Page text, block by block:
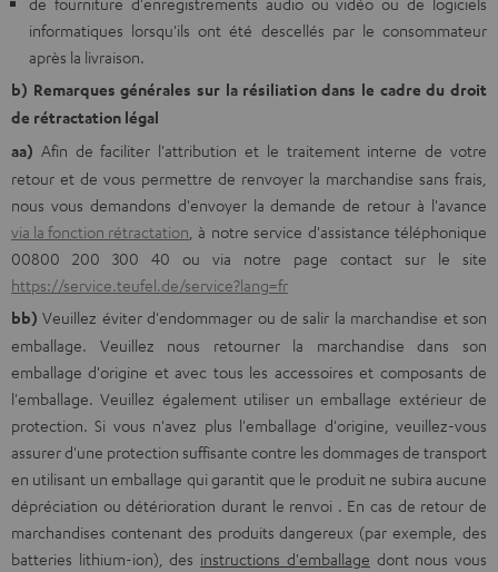
informatiques lorsqu'ils ont été descellés par le consommateur
après la livraison.
b) Remarques générales sur la résiliation dans le cadre du droit
de rétractation légal
aa) Afin de faciliter l'attribution et le traitement interne de votre
retour et de vous permettre de renvoyer la marchandise sans frais,
nous vous demandons d'envoyer la demande de retour à l'avance
via la fonction rétractation , à notre service d'assistance téléphonique
00800 200 300 40 ou via notre page contact sur le site
https://service.teufel.de/service?lang=fr
bb) Veuillez éviter d'endommager ou de salir la marchandise et son
emballage. Veuillez nous retourner la marchandise dans son
emballage d'origine et avec tous les accessoires et composants de
l'emballage. Veuillez également utiliser un emballage extérieur de
protection. Si vous n'avez plus l'emballage d'origine, veuillez-vous
assurer d'une protection suffisante contre les dommages de transport
en utilisant un emballage qui garantit que le produit ne subira aucune
dépréciation ou détérioration durant le renvoi . En cas de retour de
marchandises contenant des produits dangereux (par exemple, des
batteries lithium-ion), des instructions d'emballage dont nous vous